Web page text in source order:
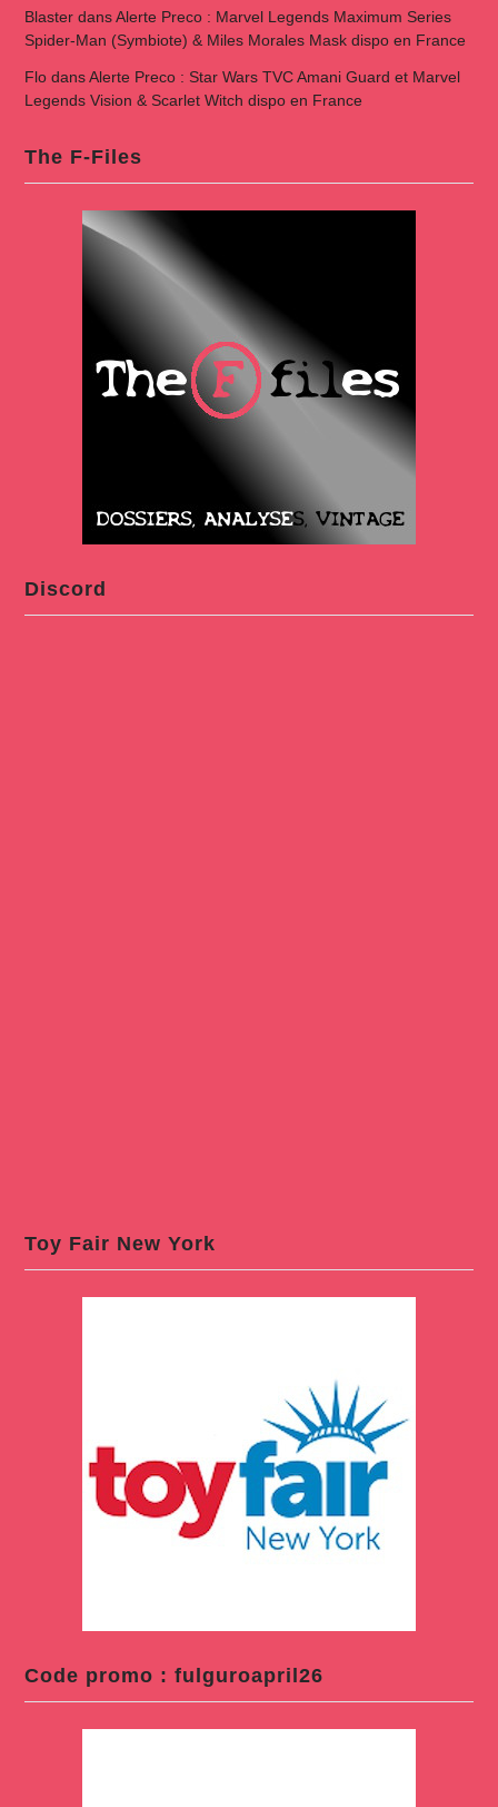
BlasterdansAlerte Preco : Marvel Legends Maximum Series
Spider-Man (Symbiote) & Miles Morales Mask dispo en France
FlodansAlerte Preco : Star Wars TVC Amani Guard et Marvel
Legends Vision & Scarlet Witch dispo en France
The F-Files
Discord
Toy Fair New York
Code promo : fulguroapril26